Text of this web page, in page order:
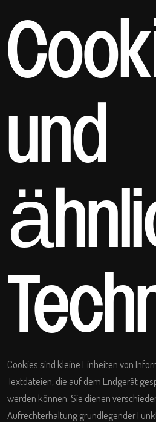
und
Cookies sind kleine Einheiten von
Textdateien, die auf dem Endgerät
werden können. Sie dienen
Aufrechterhaltung grundlegender